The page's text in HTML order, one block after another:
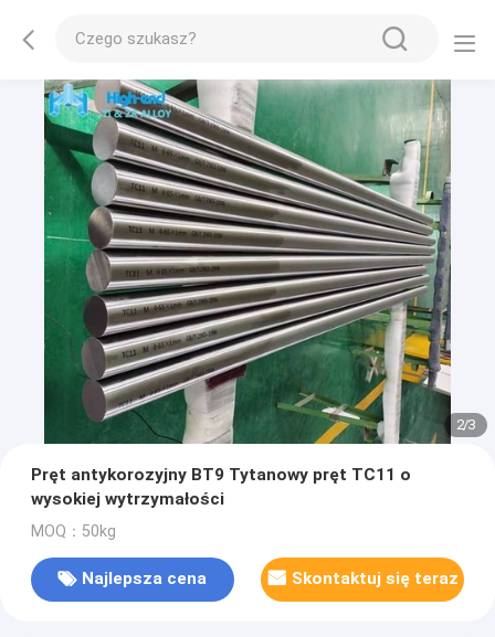
2/3
Pręt antykorozyjny BT9 Tytanowy pręt TC11 o
wysokiej wytrzymałości
MOQ：50kg
Najlepsza cena Skontaktuj się teraz